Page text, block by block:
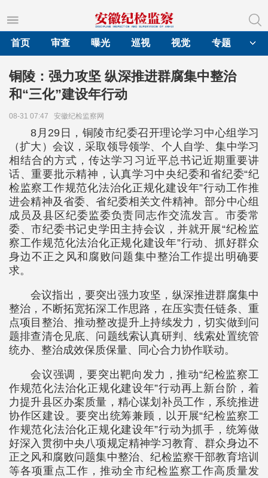
首页
审查 曝光 巡视 视觉 专题
铜陵：强力攻坚 纵深推进群腐集中整治
和“三化”建设年行动
08-31 07:47 安徽纪检监察网
8月29日，铜陵市纪委召开理论学习中心组学习
（扩大）会议，采取领导领学、个人自学、集中学习
相结合的方式，传达学习习近平总书记近期重要讲
话、重要批示精神，认真学习中央纪委和省纪委“纪
检监察工作规范化法治化正规化建设年”行动工作推
进会精神及省委、省纪委相关文件精神。部分中心组
成员及县区纪委监委负责同志作交流发言。市委常
委、市纪委书记史学田主持会议，并就开展“纪检监
察工作规范化法治化正规化建设年”行动、抓好群众
身边不正之风和腐败问题集中整治工作提出明确要
求。
会议指出，要突出强力攻坚，纵深推进群腐集中
整治，不断拓宽拓深工作思路，在压实责任链条、重
点项目整治、推动整改提升上持续发力，切实做到问
题排查清仓见底、问题线索认真研判、线索处置统管
统办、整治成效保质保量、同心合力协作联动。
会议强调，要突出靶向发力，推动“纪检监察工
作规范化法治化正规化建设年”行动再上新台阶，着
力提升县区办案质量，精心谋划补员工作，系统推进
协作区建设。要突出统筹兼顾，以开展“纪检监察工
作规范化法治化正规化建设年”行动为抓手，统筹做
好深入贯彻中央八项规定精神学习教育、群众身边不
正之风和腐败问题集中整治、纪检监察干部教育培训
等各项重点工作，推动全市纪检监察工作高质量发